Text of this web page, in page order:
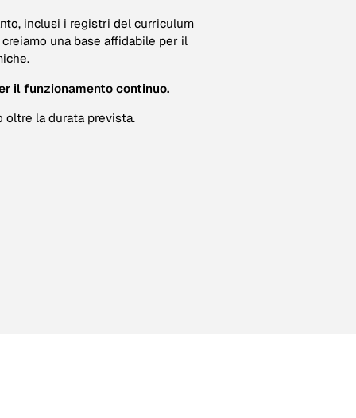
inclusi i registri del curriculum
una base affidabile per il
il funzionamento continuo.
la durata prevista.